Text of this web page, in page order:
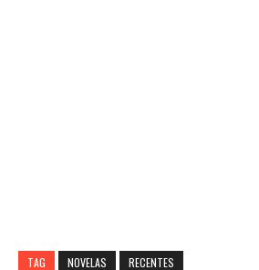
TAG NOVELAS RECENTES